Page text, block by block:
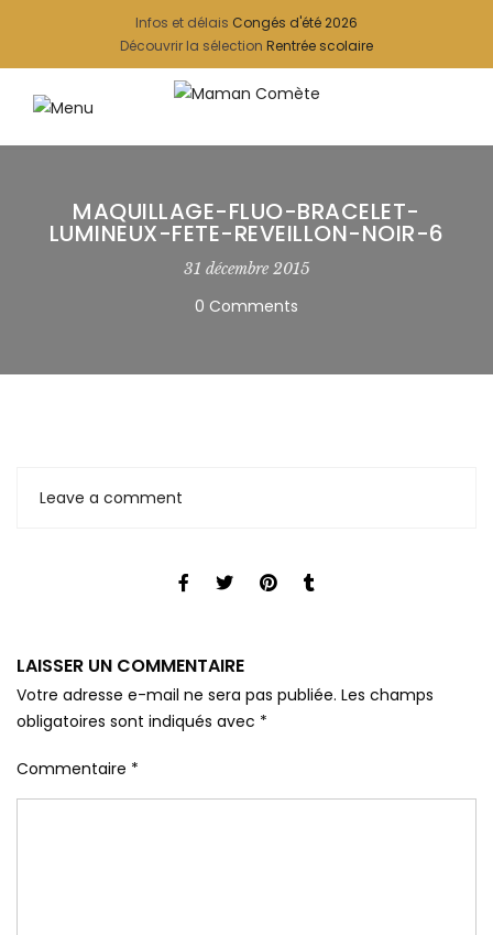
Infos et délais Congés d'été 2026
Découvrir la sélection Rentrée scolaire
MAQUILLAGE-FLUO-BRACELET-
LUMINEUX-FETE-REVEILLON-NOIR-6
31 décembre 2015
0 Comments
Leave a comment
LAISSER UN COMMENTAIRE
Votre adresse e-mail ne sera pas publiée. Les champs
obligatoires sont indiqués avec *
Commentaire *